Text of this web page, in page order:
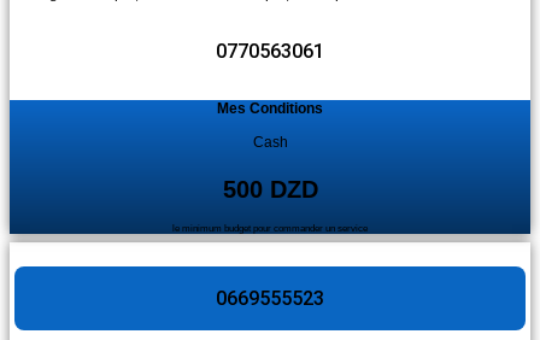
0770563061
Mes Conditions
Cash
500 DZD
le minimum budget pour commander un service
0669555523